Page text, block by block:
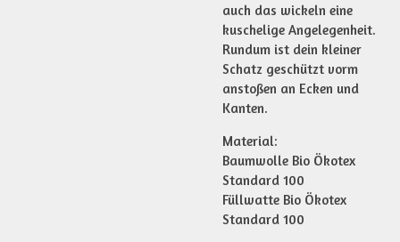
auch das wickeln eine
kuschelige Angelegenheit.
Rundum ist dein kleiner
Schatz geschützt vorm
anstoßen an Ecken und
Kanten.
Material:
Baumwolle Bio Ökotex
Standard 100
Füllwatte Bio Ökotex
Standard 100